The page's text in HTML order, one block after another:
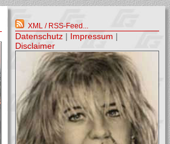
XML / RSS-Feed...
Datenschutz | Impressum |
Disclaimer